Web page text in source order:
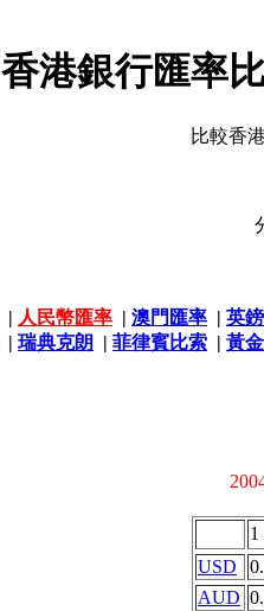
香港銀行匯率
比較香
| 人民幣匯率 | 澳門匯率 | 英
| 瑞典克朗 | 菲律賓比索 | 黃
1
USD
AUD